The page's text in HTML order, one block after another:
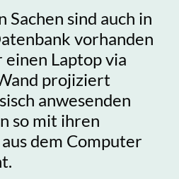
Sachen sind auch in
vorhanden
einen Laptop via
projiziert
anwesenden
so mit ihren
dem Computer